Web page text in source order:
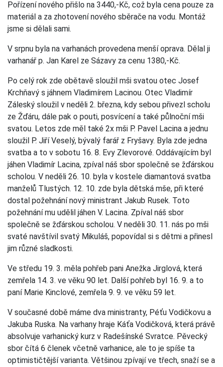
Pořízení nového přišlo na 3440,-Kč, což byla cena pouze za
materiál a za zhotovení nového sběrače na vodu. Montáž
jsme si dělali sami.
V srpnu byla na varhanách provedena menší oprava. Dělal ji
varhanář p. Jan Karel ze Sázavy za cenu 1380,-Kč.
Po celý rok zde obětavě sloužil mši svatou otec Josef
Krchňavý s jáhnem Vladimírem Lacinou. Otec Vladimír
Záleský sloužil v neděli 2. března, kdy sebou přivezl scholu
ze Žďáru, dále pak o pouti, posvícení a také půlnoční mši
svatou. Letos zde měl také 2x mši P. Pavel Lacina a jednu
sloužil P. Jiří Veselý, bývalý farář z Fryšavy. Byla zde jedna
svatba a to v sobotu 16. 8. Evy Zlevorové. Oddávajícím byl
jáhen Vladimír Lacina, zpíval náš sbor společně se žďárskou
scholou. V neděli 26. 10. byla v kostele diamantová svatba
manželů Tlustých. 12. 10. zde byla dětská mše, při které
dostal požehnání nový ministrant Jakub Rusek. Toto
požehnání mu udělil jáhen V. Lacina. Zpíval náš sbor
společně se žďárskou scholou. V neděli 30. 11. nás po mši
svaté navštívil svatý Mikuláš, popovídal si s dětmi a přinesl
jim různé sladkosti.
Ve středu 19. 3. měla pohřeb pani Anežka Jirglová, která
zemřela 14. 3. ve věku 90 let. Další pohřeb byl 16. 9. a to
paní Marie Kinclové, zemřela 9. 9. ve věku 59 let.
V současné době máme dva ministranty, Péťu Vodičkovu a
Jakuba Ruska. Na varhany hraje Káťa Vodičková, která právě
absolvuje varhanický kurz v Radešínské Svratce. Pěvecký
sbor čítá 6 členek včetně varhanice, ale to je spíše ta
optimističtější varianta. Většinou zpívají ve třech, snaží se a